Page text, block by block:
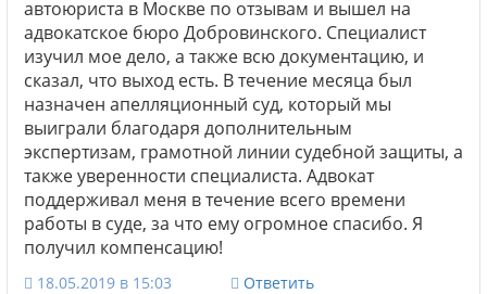
автоюриста в Москве по отзывам и вышел на
адвокатское бюро Добровинского. Специалист
изучил мое дело, а также всю документацию, и
сказал, что выход есть. В течение месяца был
назначен апелляционный суд, который мы
выиграли благодаря дополнительным
экспертизам, грамотной линии судебной защиты, а
также уверенности специалиста. Адвокат
поддерживал меня в течение всего времени
работы в суде, за что ему огромное спасибо. Я
получил компенсацию!
18.05.2019 в 15:03 Ответить